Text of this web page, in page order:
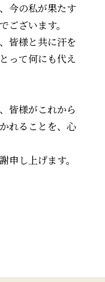
今の私が果たす
ございます。
皆様と共に汗を
って何にも代え
皆様がこれから
れることを、心
申し上げます。